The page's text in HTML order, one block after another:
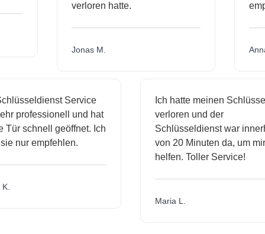
verloren hatte.
Jonas M.
Service
professionell und hat
schnell geöffnet. Ich
nur empfehlen.
Ich hatte meinen Schlüssel
verloren und der
Schlüsseldienst war
von 20 Minuten da, um mir
helfen. Toller Service!
Maria L.